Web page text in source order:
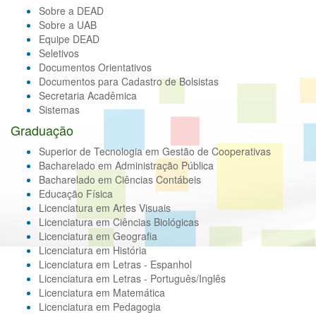
Sobre a DEAD
Sobre a UAB
Equipe DEAD
Seletivos
Documentos Orientativos
Documentos para Cadastro de Bolsistas
Secretaria Acadêmica
Sistemas
Graduação
Superior de Tecnologia em Gestão de Cooperativas
Bacharelado em Administração Pública
Bacharelado em Ciências Contábeis
Educação Física
Licenciatura em Artes Visuais
Licenciatura em Ciências Biológicas
Licenciatura em Geografia
Licenciatura em História
Licenciatura em Letras - Espanhol
Licenciatura em Letras - Português/Inglês
Licenciatura em Matemática
Licenciatura em Pedagogia